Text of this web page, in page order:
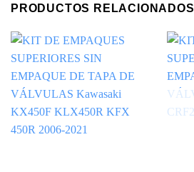
PRODUCTOS RELACIONADOS